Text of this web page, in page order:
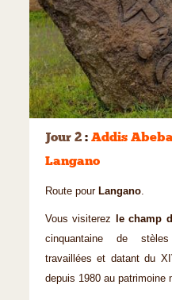
Jour 2 : Addis Abeba
Langano
Route pour Langano.
Vous visiterez le champ
cinquantaine de stèles
travaillées et datant du
depuis 1980 au patrimoine